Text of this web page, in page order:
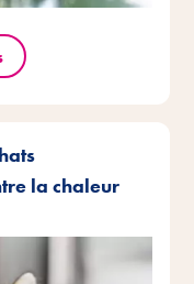
la chaleur